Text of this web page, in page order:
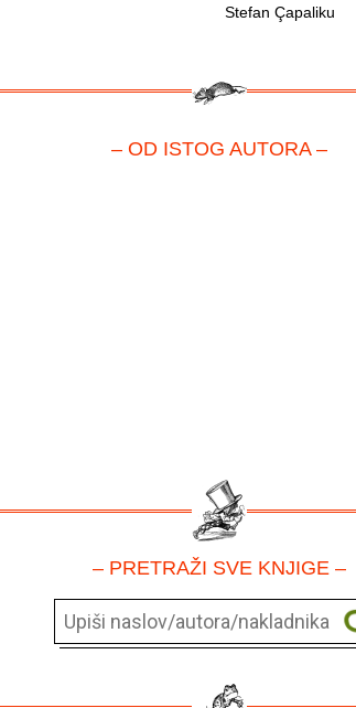
Stefan Çapaliku
– OD ISTOG AUTORA –
– PRETRAŽI SVE KNJIGE –